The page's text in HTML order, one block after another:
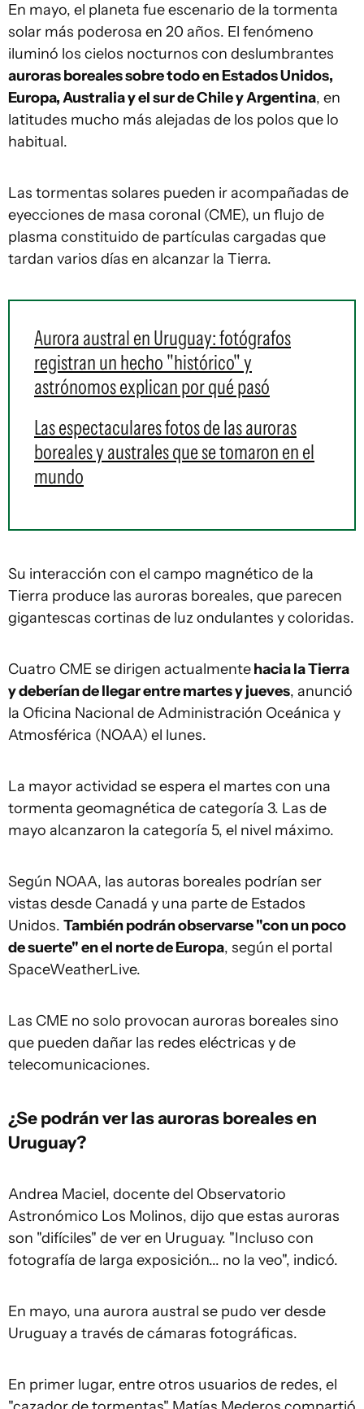
En mayo, el planeta fue escenario de la tormenta
solar más poderosa en 20 años. El fenómeno
iluminó los cielos nocturnos con deslumbrantes
auroras boreales sobre todo en Estados Unidos,
Europa, Australia y el sur de Chile y Argentina, en
latitudes mucho más alejadas de los polos que lo
habitual.
Las tormentas solares pueden ir acompañadas de
eyecciones de masa coronal (CME), un flujo de
plasma constituido de partículas cargadas que
tardan varios días en alcanzar la Tierra.
Aurora austral en Uruguay: fotógrafos
registran un hecho "histórico" y
astrónomos explican por qué pasó
Las espectaculares fotos de las auroras
boreales y australes que se tomaron en el
mundo
Su interacción con el campo magnético de la
Tierra produce las auroras boreales, que parecen
gigantescas cortinas de luz ondulantes y coloridas.
Cuatro CME se dirigen actualmentehacia la Tierra
y deberían de llegar entre martes y jueves, anunció
la Oficina Nacional de Administración Oceánica y
Atmosférica (NOAA) el lunes.
La mayor actividad se espera el martes con una
tormenta geomagnética de categoría 3. Las de
mayo alcanzaron la categoría 5, el nivel máximo.
Según NOAA, las autoras boreales podrían ser
vistas desde Canadá y una parte de Estados
Unidos. También podrán observarse "con un poco
de suerte" en el norte de Europa, según el portal
SpaceWeatherLive.
Las CME no solo provocan auroras boreales sino
que pueden dañar las redes eléctricas y de
telecomunicaciones.
¿Se podrán ver las auroras boreales en
Uruguay?
Andrea Maciel, docente del Observatorio
Astronómico Los Molinos, dijo que estas auroras
son "difíciles" de ver en Uruguay. "Incluso con
fotografía de larga exposición... no la veo", indicó.
En mayo, una aurora austral se pudo ver desde
Uruguay a través de cámaras fotográficas.
En primer lugar, entre otros usuarios de redes, el